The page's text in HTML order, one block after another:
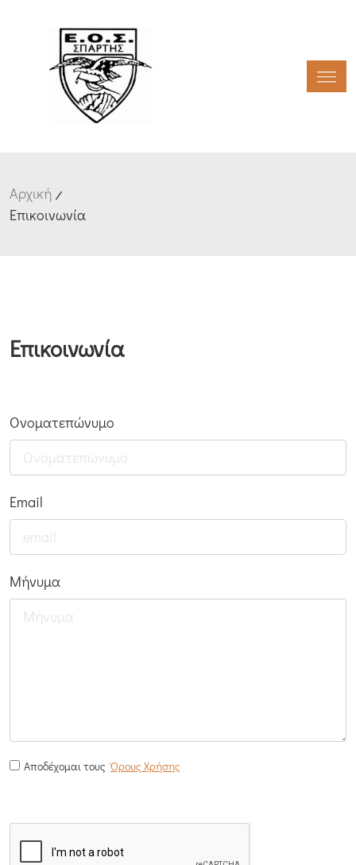
Αρχική
Επικοινωνία
Επικοινωνία
Ονοματεπώνυμο
Email
Μήνυμα
Αποδέχομαι τουςΌρους Χρήσης